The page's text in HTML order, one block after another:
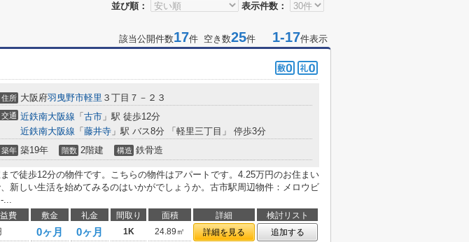
並び順： 表示件数：
該当公開件数17件 空き数25件 1-17件表示
住所 大阪府羽曳野市軽里 ３丁目７－２３
交通 近鉄南大阪線 「 古市 」駅 徒歩12分
近鉄南大阪線 「 藤井寺 」駅 バス8分 「軽里三丁目」 停歩3分
築年 築19年 階数 2階建 構造 鉄骨造
で徒歩12分の物件です。こちらの物件はアパートです。4.25万円のお住まい
新しい生活を始めてみるのはいかがでしょうか。古市駅周辺物件：メロウビ
...
費 敷金 礼金 間取り 面積 詳細
検討リスト
0ヶ月 0ヶ月 1K 24.89㎡ 詳細を見る 追加する